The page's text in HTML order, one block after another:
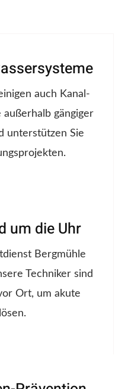
auch Kanal-
außerhalb gängiger
unterstützen Sie
um die Uhr
Bergmühle
Techniker sind
Ort, um akute